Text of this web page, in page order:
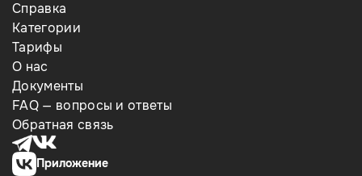
Справка
Категории
Тарифы
О нас
Документы
FAQ — вопросы и ответы
Обратная связь
Приложение